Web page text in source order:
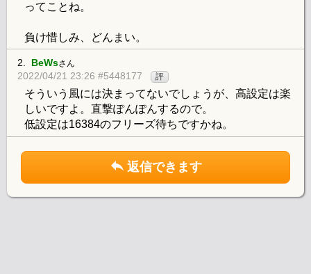
ってことね。
負け惜しみ、どんまい。
2. BeWsさん
2022/04/21 23:26 #5448177 評
そういう風には決まってないでしょうが、高設定は楽
しいですよ。直撃ぽんぽんするので。
低設定は16384のフリーズ待ちですかね。
返信できます